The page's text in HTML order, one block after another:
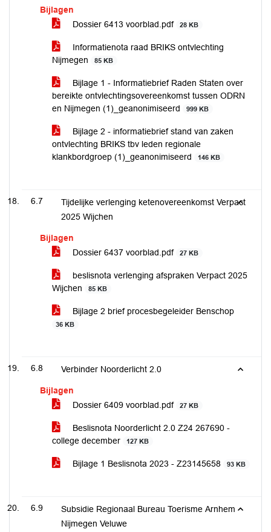
Bijlagen
Dossier 6413 voorblad.pdf
28 KB
Informatienota raad BRIKS ontvlechting
Nijmegen
85 KB
Bijlage 1 - Informatiebrief Raden Staten over
bereikte ontvlechtingsovereenkomst tussen ODRN
en Nijmegen (1)_geanonimiseerd
999 KB
Bijlage 2 - informatiebrief stand van zaken
ontvlechting BRIKS tbv leden regionale
klankbordgroep (1)_geanonimiseerd
146 KB
6.7
Tijdelijke verlenging ketenovereenkomst Verpact
2025 Wijchen
Bijlagen
Dossier 6437 voorblad.pdf
27 KB
beslisnota verlenging afspraken Verpact 2025
Wijchen
85 KB
Bijlage 2 brief procesbegeleider Benschop
36 KB
6.8 Verbinder Noorderlicht 2.0
Bijlagen
Dossier 6409 voorblad.pdf
27 KB
Beslisnota Noorderlicht 2.0 Z24 267690 -
college december
127 KB
Bijlage 1 Beslisnota 2023 - Z23145658 93 KB
6.9
Subsidie Regionaal Bureau Toerisme Arnhem
Nijmegen Veluwe